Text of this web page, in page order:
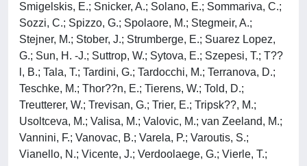
Smigelskis, E.; Snicker, A.; Solano, E.; Sommariva, C.;
Sozzi, C.; Spizzo, G.; Spolaore, M.; Stegmeir, A.;
Stejner, M.; Stober, J.; Strumberge, E.; Suarez Lopez,
G.; Sun, H. -J.; Suttrop, W.; Sytova, E.; Szepesi, T.; T??
l, B.; Tala, T.; Tardini, G.; Tardocchi, M.; Terranova, D.;
Teschke, M.; Thor??n, E.; Tierens, W.; Told, D.;
Treutterer, W.; Trevisan, G.; Trier, E.; Tripsk??, M.;
Usoltceva, M.; Valisa, M.; Valovic, M.; van Zeeland, M.;
Vannini, F.; Vanovac, B.; Varela, P.; Varoutis, S.;
Vianello, N.; Vicente, J.; Verdoolaege, G.; Vierle, T.;